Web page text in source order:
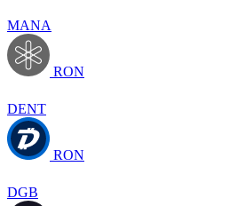
MANA
RON
DENT
RON
DGB